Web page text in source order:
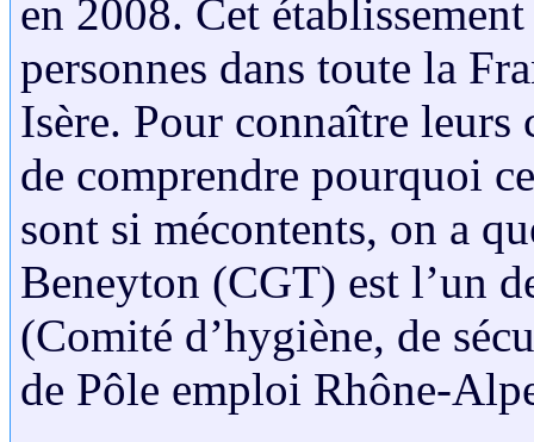
en 2008. Cet
personnes dans toute la
Isère. Pour connaître
de comprendre pourquoi
sont si mécontents, on a
Beneyton (CGT) est l’un
(Comité d’hygiène, de
de Pôle emploi Rhône-